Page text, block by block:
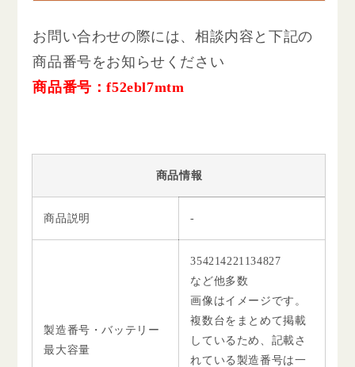
お問い合わせの際には、相談内容と下記の
商品番号をお知らせください
商品番号：f52ebl7mtm
商品情報
商品説明 -
製造番号・バッテリー
最大容量
354214221134827
など他多数
画像はイメージです。
複数台をまとめて掲載
しているため、記載さ
れている製造番号は一